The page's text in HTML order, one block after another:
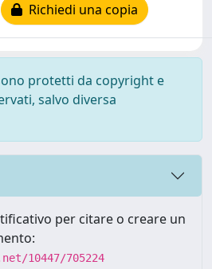
Richiedi una copia
protetti da copyright e
salvo diversa
per citare o creare un
10447/705224